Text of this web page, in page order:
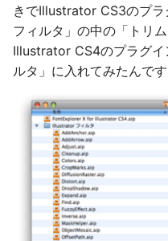
きでIllustrator CS3のプ
フィルタ」の中の「トリ
Illustrator CS4のプラグ
ルタ」に入れてみたんです